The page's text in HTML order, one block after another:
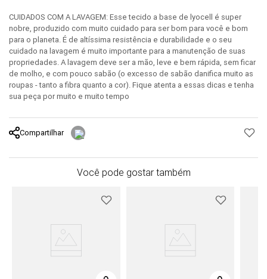
CUIDADOS COM A LAVAGEM: Esse tecido a base de lyocell é super
nobre, produzido com muito cuidado para ser bom para você e bom
para o planeta. É de altíssima resistência e durabilidade e o seu
cuidado na lavagem é muito importante para a manutenção de suas
propriedades. A lavagem deve ser a mão, leve e bem rápida, sem ficar
de molho, e com pouco sabão (o excesso de sabão danifica muito as
roupas - tanto a fibra quanto a cor). Fique atenta a essas dicas e tenha
sua peça por muito e muito tempo
Compartilhar
Você pode gostar também